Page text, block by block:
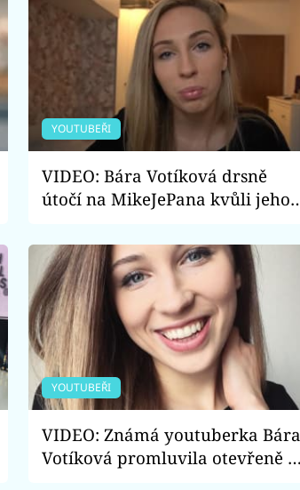
YOUTUBEŘI
VIDEO: Bára Votíková drsně
útočí na MikeJePana kvůli jeho
pravdivého mu vzkázala?
YOUTUBEŘI
VIDEO: Známá youtuberka Bára
Votíková promluvila otevřeně o